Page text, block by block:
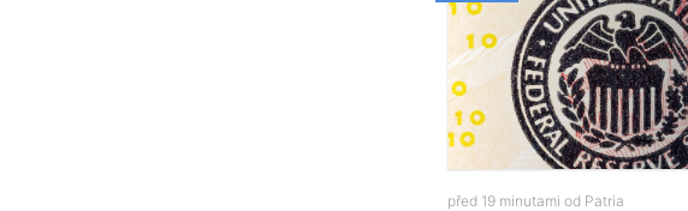
před 19 minutami od Patria